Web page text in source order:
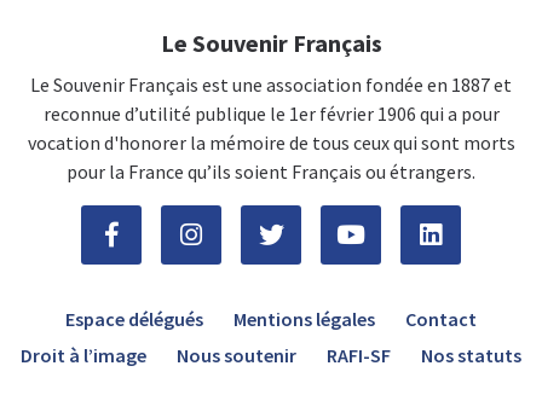
Le Souvenir Français
Le Souvenir Français est une association fondée en 1887 et
reconnue d’utilité publique le 1er février 1906 qui a pour
vocation d'honorer la mémoire de tous ceux qui sont morts
pour la France qu’ils soient Français ou étrangers.
Espace délégués Mentions légales
Contact
Droit à l’image
Nous soutenir RAFI-SF Nos statuts